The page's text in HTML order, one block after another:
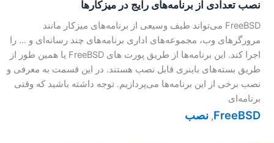
نصب تعدادی از برنامه‌های رایج در میزکار‌ها
FreeBSD می‌تواند طیف وسیعی از برنامه‌های میزکار مانند
مرورگرهای وب، مجموعه‌های اداری برنامه‌های چند رسانه‌ای و … را
اجرا کند. این برنامه‌ها از طریق پورت های FreeBSD یا همین طور از
طریق بسته‌های باینری قابل نصب هستند. در این قسمت به معرفی و
نصب برخی از این برنامه‌ها می‌پردازیم. توجه داشته باشید که وقتی
برنامه‌ای
FreeBSD
, نصب